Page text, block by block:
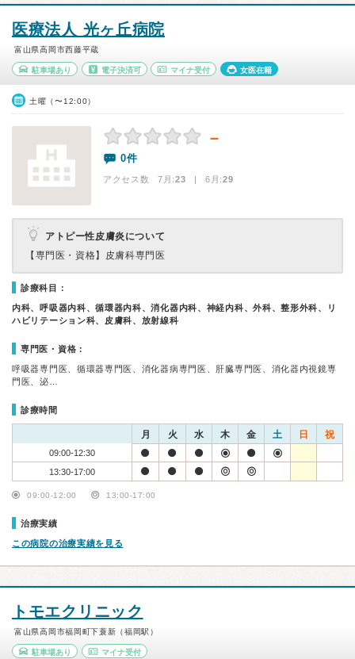
医療法人 光ヶ丘病院
富山県高岡市西藤平蔵
駐車場あり 電子決済可 マイナ受付 女医在籍
土曜（〜12:00）
－
0件
アクセス数 7月:23 | 6月:29
アトピー性皮膚炎について
【専門医・資格】 皮膚科専門医
診療科目：
内科、呼吸器内科、循環器内科、消化器内科、神経内科、外科、整形外科、リ
ハビリテーション科、皮膚科、放射線科
専門医・資格：
呼吸器専門医、循環器専門医、消化器病専門医、肝臓専門医、消化器内視鏡専
門医、泌…
診療時間
月 火 水 木 金 土 日 祝
09:00-12:30
13:30-17:00
09:00-12:00 13:00-17:00
治療実績
この病院の治療実績を見る
トモエクリニック
富山県高岡市福岡町下蓑新（福岡駅）
駐車場あり マイナ受付